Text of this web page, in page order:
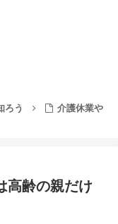
ろう
介護休業や
高齢の親だけ